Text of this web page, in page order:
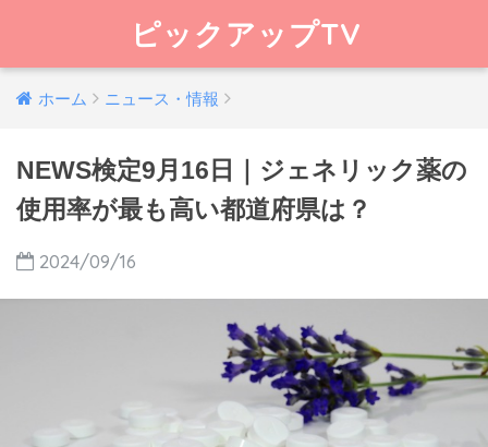
ピックアップTV
ホーム ニュース・情報
NEWS検定9月16日｜ジェネリック薬の
使用率が最も高い都道府県は？
2024/09/16